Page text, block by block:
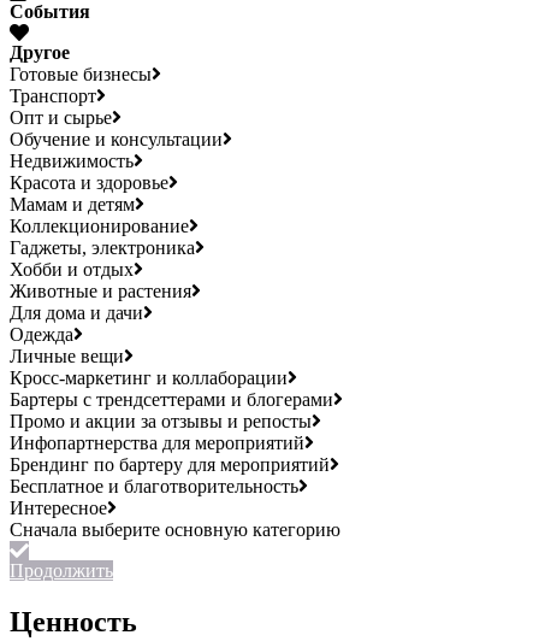
События
Другое
Готовые бизнесы
Транспорт
Опт и сырье
Обучение и консультации
Недвижимость
Красота и здоровье
Мамам и детям
Коллекционирование
Гаджеты, электроника
Хобби и отдых
Животные и растения
Для дома и дачи
Одежда
Личные вещи
Кросс-маркетинг и коллаборации
Бартеры с трендсеттерами и блогерами
Промо и акции за отзывы и репосты
Инфопартнерства для мероприятий
Брендинг по бартеру для мероприятий
Бесплатное и благотворительность
Интересное
Продолжить
Ценность